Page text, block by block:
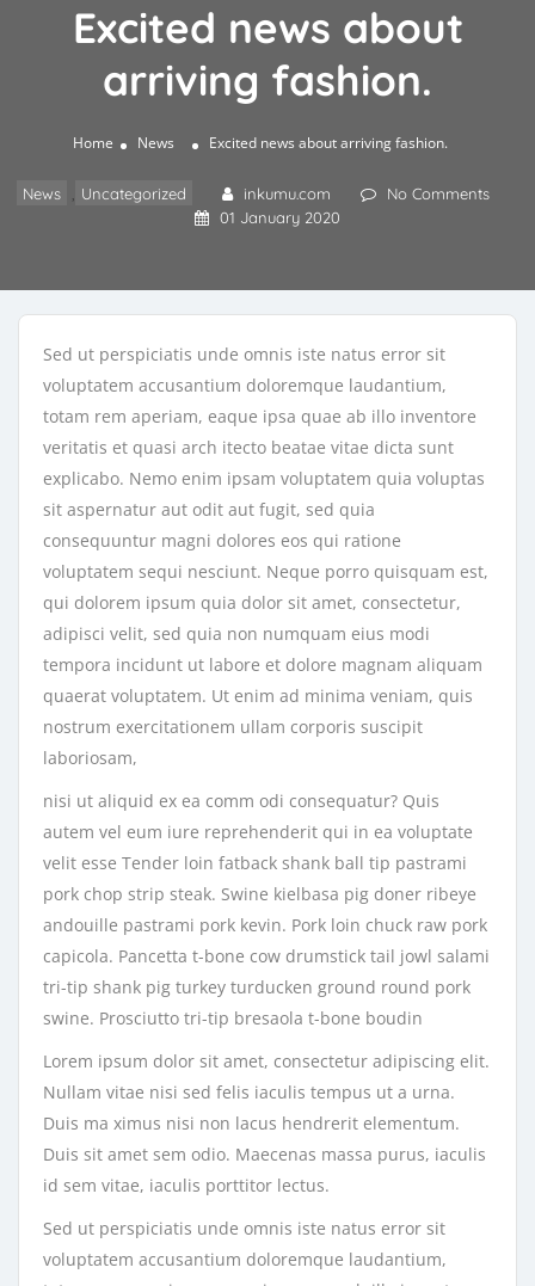
Excited news about
arriving fashion.
Home News Excited news about arriving fashion.
News , Uncategorized inkumu.com
No Comments
01 January 2020
Sed ut perspiciatis unde omnis iste natus error sit
voluptatem accusantium doloremque laudantium,
totam rem aperiam, eaque ipsa quae ab illo inventore
veritatis et quasi arch itecto beatae vitae dicta sunt
explicabo. Nemo enim ipsam voluptatem quia voluptas
sit aspernatur aut odit aut fugit, sed quia
consequuntur magni dolores eos qui ratione
voluptatem sequi nesciunt. Neque porro quisquam est,
qui dolorem ipsum quia dolor sit amet, consectetur,
adipisci velit, sed quia non numquam eius modi
tempora incidunt ut labore et dolore magnam aliquam
quaerat voluptatem. Ut enim ad minima veniam, quis
nostrum exercitationem ullam corporis suscipit
laboriosam,
nisi ut aliquid ex ea comm odi consequatur? Quis
autem vel eum iure reprehenderit qui in ea voluptate
velit esse Tender loin fatback shank ball tip pastrami
pork chop strip steak. Swine kielbasa pig doner ribeye
andouille pastrami pork kevin. Pork loin chuck raw pork
capicola. Pancetta t-bone cow drumstick tail jowl salami
tri-tip shank pig turkey turducken ground round pork
swine. Prosciutto tri-tip bresaola t-bone boudin
Lorem ipsum dolor sit amet, consectetur adipiscing elit.
Nullam vitae nisi sed felis iaculis tempus ut a urna.
Duis ma ximus nisi non lacus hendrerit elementum.
Duis sit amet sem odio. Maecenas massa purus, iaculis
id sem vitae, iaculis porttitor lectus.
Sed ut perspiciatis unde omnis iste natus error sit
voluptatem accusantium doloremque laudantium,